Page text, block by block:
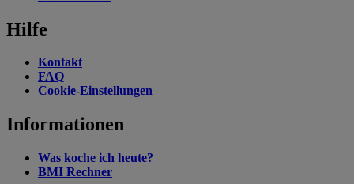
Hilfe
Kontakt
FAQ
Cookie-Einstellungen
Informationen
Was koche ich heute?
BMI Rechner